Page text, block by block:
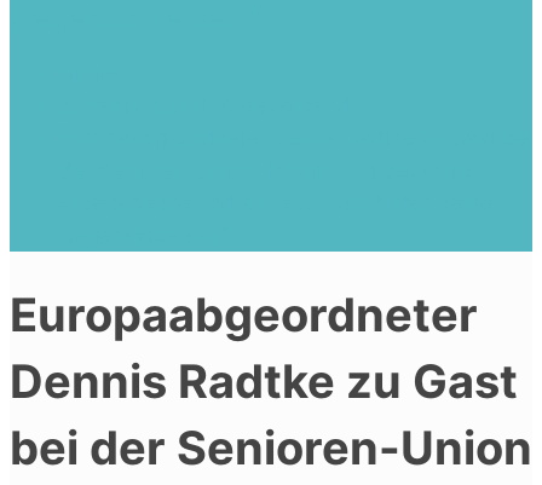
Europaabgeordneter
Dennis Radtke zu Gast
bei der Senioren-Union